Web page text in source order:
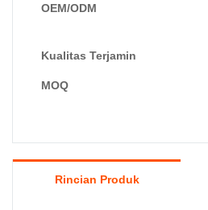
OEM/ODM
Kualitas Terjamin
MOQ
Rincian Produk